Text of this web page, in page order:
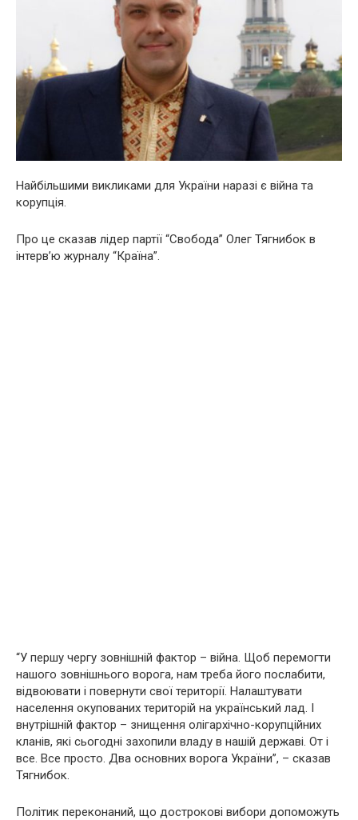
Найбільшими викликами для України наразі є війна та
корупція.
Про це сказав лідер партії “Свобода” Олег Тягнибок в
інтерв’ю журналу “Країна”.
“У першу чергу зовнішній фактор – війна. Щоб перемогти
нашого зовнішнього ворога, нам треба його послабити,
відвоювати і повернути свої території. Налаштувати
населення окупованих територій на український лад. І
внутрішній фактор – знищення олігархічно-корупційних
кланів, які сьогодні захопили владу в нашій державі. От і
все. Все просто. Два основних ворога України”, – сказав
Тягнибок.
Політик переконаний, що дострокові вибори допоможуть